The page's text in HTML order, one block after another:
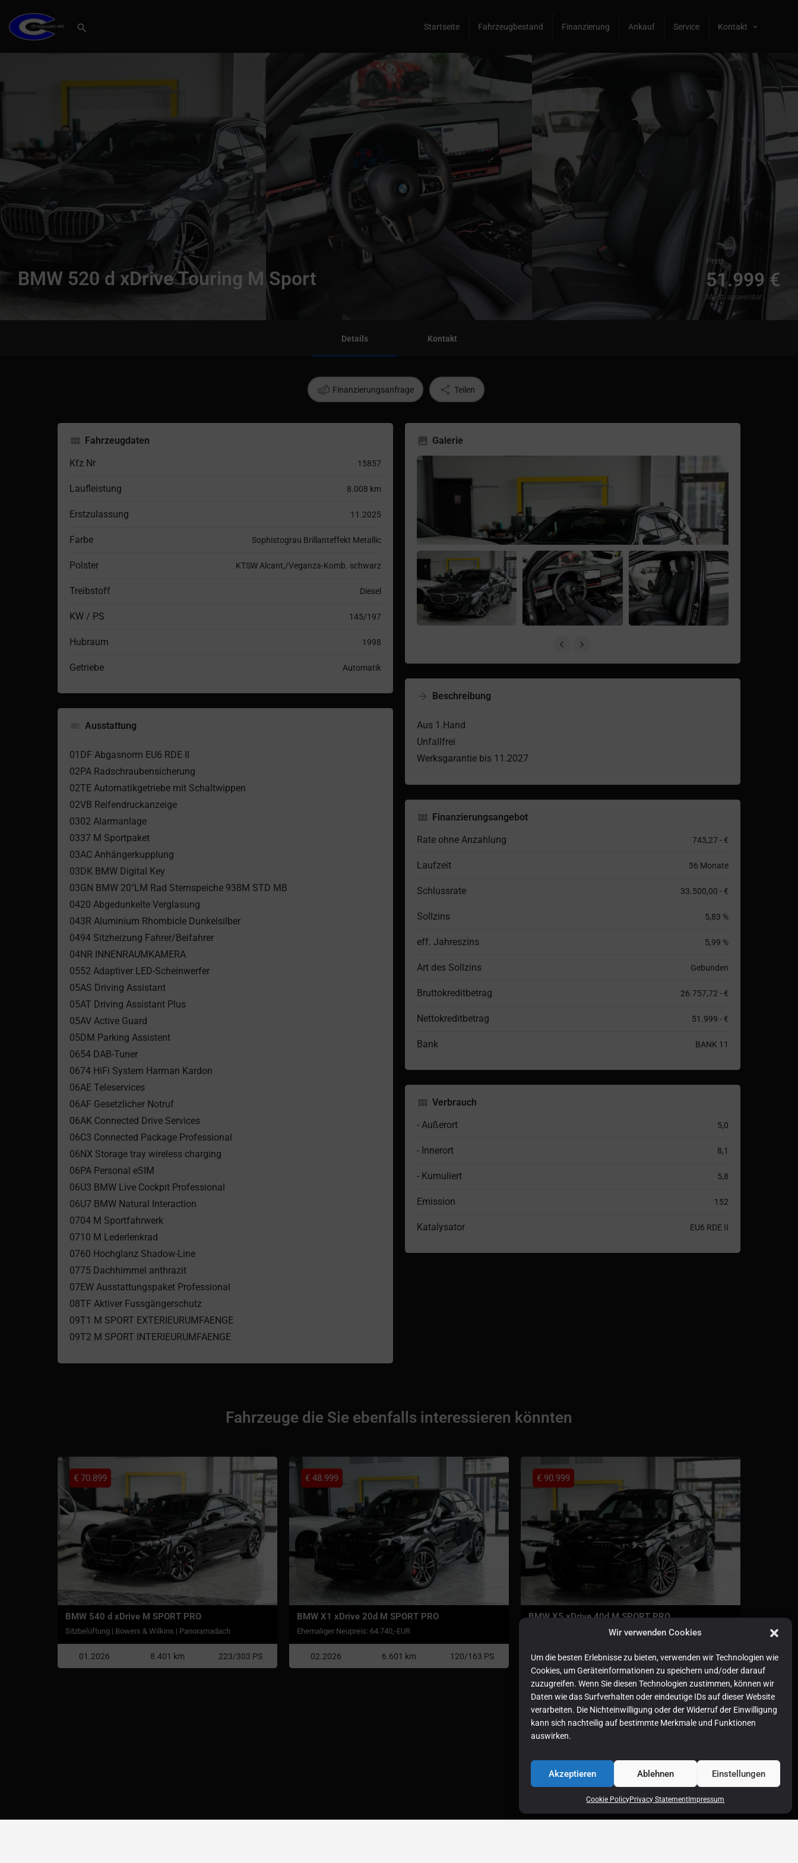
Wir verwenden Cookies
Um die besten Erlebnisse zu bieten, verwenden wir Technologien wie
Cookies, um Geräteinformationen zu speichern und/oder darauf
zuzugreifen. Wenn Sie diesen Technologien zustimmen, können wir
Daten wie das Surfverhalten oder eindeutige IDs auf dieser Website
verarbeiten. Die Nichteinwilligung oder der Widerruf der Einwilligung
kann sich nachteilig auf bestimmte Merkmale und Funktionen
auswirken.
Akzeptieren Ablehnen Einstellungen
Cookie PolicyPrivacy Statement Impressum
Startseite Fahrzeugbestand Finanzierung Ankauf Service Kontakt
BMW 520 d xDrive Touring M Sport
Preis
51.999 €
MwSt. ausweisbar
Details Kontakt
Finanzierungsanfrage Teilen
Fahrzeugdaten
Kfz Nr
15857
Laufleistung 8.008 km
Erstzulassung 11.2025
Farbe Sophistograu Brillanteffekt Metallic
Polster KTSW Alcant,/Veganza-Komb. schwarz
Treibstoff Diesel
KW / PS 145/197
Hubraum 1998
Getriebe Automatik
Ausstattung
01DF Abgasnorm EU6 RDE II
02PA Radschraubensicherung
02TE Automatikgetriebe mit Schaltwippen
02VB Reifendruckanzeige
0302 Alarmanlage
0337 M Sportpaket
03AC Anhängerkupplung
03DK BMW Digital Key
03GN BMW 20"LM Rad Sternspeiche 938M STD MB
0420 Abgedunkelte Verglasung
043R Aluminium Rhombicle Dunkelsilber
0494 Sitzheizung Fahrer/Beifahrer
04NR INNENRAUMKAMERA
0552 Adaptiver LED-Scheinwerfer
05AS Driving Assistant
05AT Driving Assistant Plus
05AV Active Guard
05DM Parking Assistent
0654 DAB-Tuner
0674 HiFi System Harman Kardon
06AE Teleservices
06AF Gesetzlicher Notruf
06AK Connected Drive Services
06C3 Connected Package Professional
06NX Storage tray wireless charging
06PA Personal eSIM
06U3 BMW Live Cockpit Professional
06U7 BMW Natural Interaction
0704 M Sportfahrwerk
0710 M Lederlenkrad
0760 Hochglanz Shadow-Line
0775 Dachhimmel anthrazit
07EW Ausstattungspaket Professional
08TF Aktiver Fussgängerschutz
09T1 M SPORT EXTERIEURUMFAENGE
09T2 M SPORT INTERIEURUMFAENGE
Galerie
Beschreibung
Aus 1.Hand
Unfallfrei
Werksgarantie bis 11.2027
Finanzierungsangebot
Rate ohne Anzahlung
743,27 - €
Laufzeit 36 Monate
Schlussrate 33.500,00 - €
Sollzins 5,83 %
eff. Jahreszins 5,99 %
Art des Sollzins Gebunden
Bruttokreditbetrag 26.757,72 - €
Nettokreditbetrag 51.999 - €
Bank BANK 11
Verbrauch
- Außerort
5,0
- Innerort 8,1
- Kumuliert 5,8
Emission 152
Katalysator EU6 RDE II
Fahrzeuge die Sie ebenfalls interessieren könnten
BMW 540 d xDrive M SPORT PRO
Sitzbelüftung | Bowers & Wilkins | Panoramadach
€ 70.899
01.2026 8.401 km 223/303 PS
BMW X1 xDrive 20d M SPORT PRO
Ehemaliger Neupreis: 64.740,-EUR
€ 48.999
02.2026 6.601 km 120/163 PS
BMW X5 xDrive 40d M SPORT PRO
Ehemaliger Neupreis: 123.850,-EUR
€ 90.999
01.2026 6.745 km 259/352 PS